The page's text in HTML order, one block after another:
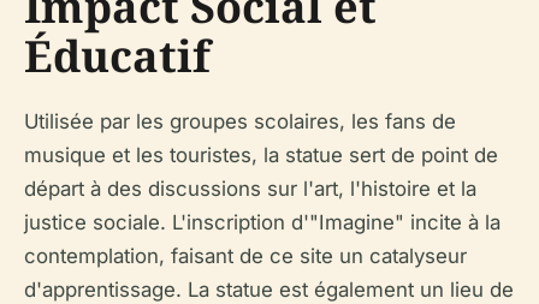
Éducatif
Utilisée par les groupes scolaires, les fans de
musique et les touristes, la statue sert de point de
départ à des discussions sur l'art, l'histoire et la
justice sociale. L'inscription d'"Imagine" incite à la
contemplation, faisant de ce site un catalyseur
d'apprentissage. La statue est également un lieu de